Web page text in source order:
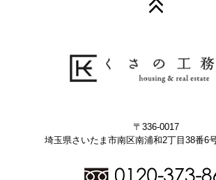
〒336-0017
埼玉県さいたま市南区南浦和2丁目38番6